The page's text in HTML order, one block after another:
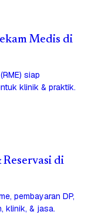
Medis di
siap
klinik & praktik.
di
pembayaran DP,
klinik, & jasa.